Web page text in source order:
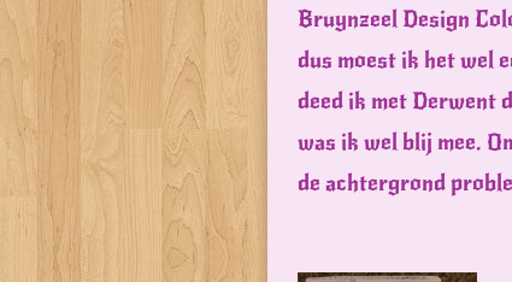
Bruynzeel Design
dus moest ik het wel
deed ik met Derwent
was ik wel blij mee.
de achtergrond